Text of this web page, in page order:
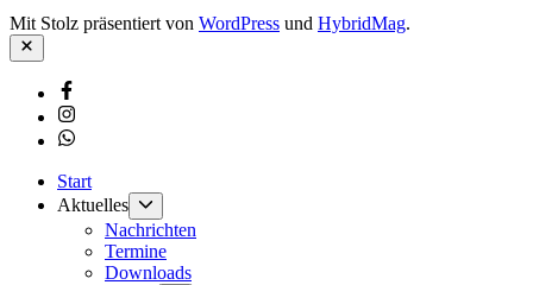
Mit Stolz präsentiert von WordPress und HybridMag.
Schließen
Facebook
Instagram
Whatsapp
Start
Aktuelles
anzeigen
Nachrichten
Termine
Downloads